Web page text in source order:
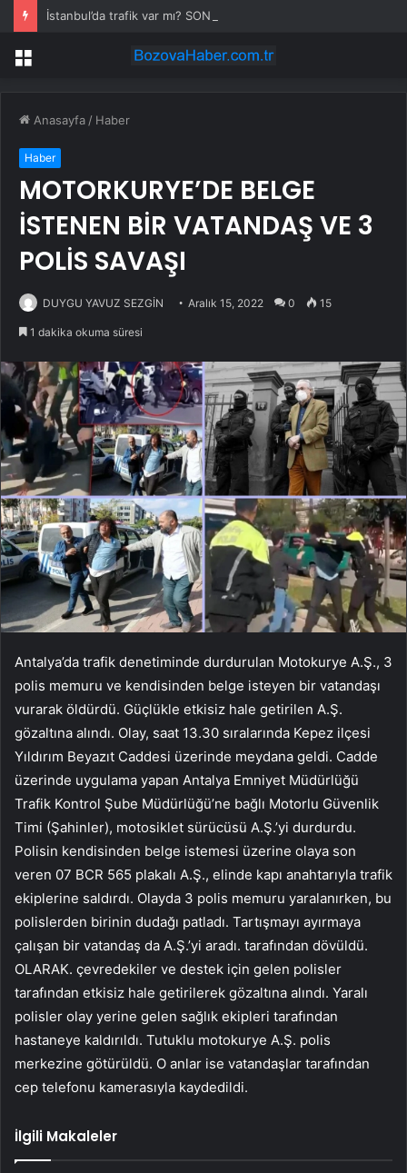
Menü
Anasayfa / Haber
Haber
MOTORKURYE’DE BELGE
İSTENEN BİR VATANDAŞ VE 3
POLİS SAVAŞI
DUYGU YAVUZ SEZGİN Aralık 15, 2022 0 15
1 dakika okuma süresi
Antalya’da trafik denetiminde durdurulan Motokurye A.Ş., 3
polis memuru ve kendisinden belge isteyen bir vatandaşı
vurarak öldürdü. Güçlükle etkisiz hale getirilen A.Ş.
gözaltına alındı. Olay, saat 13.30 sıralarında Kepez ilçesi
Yıldırım Beyazıt Caddesi üzerinde meydana geldi. Cadde
üzerinde uygulama yapan Antalya Emniyet Müdürlüğü
Trafik Kontrol Şube Müdürlüğü’ne bağlı Motorlu Güvenlik
Timi (Şahinler), motosiklet sürücüsü A.Ş.’yi durdurdu.
Polisin kendisinden belge istemesi üzerine olaya son
veren 07 BCR 565 plakalı A.Ş., elinde kapı anahtarıyla trafik
ekiplerine saldırdı. Olayda 3 polis memuru yaralanırken, bu
polislerden birinin dudağı patladı. Tartışmayı ayırmaya
çalışan bir vatandaş da A.Ş.’yi aradı. tarafından dövüldü.
OLARAK. çevredekiler ve destek için gelen polisler
tarafından etkisiz hale getirilerek gözaltına alındı. Yaralı
polisler olay yerine gelen sağlık ekipleri tarafından
hastaneye kaldırıldı. Tutuklu motokurye A.Ş. polis
merkezine götürüldü. O anlar ise vatandaşlar tarafından
cep telefonu kamerasıyla kaydedildi.
İlgili Makaleler